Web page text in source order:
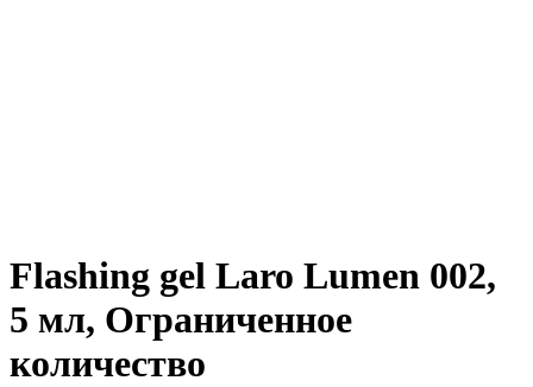
Flashing gel Laro Lumen 002,
5 мл, Ограниченное
количество